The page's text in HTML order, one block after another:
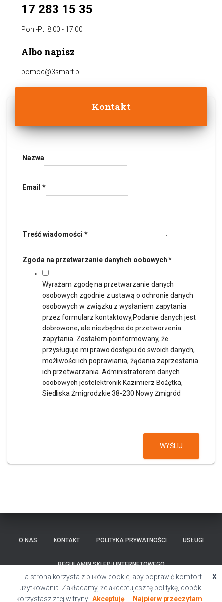
17 283 15 35
Pon -Pt 8:00 - 17:00
Albo napisz
pomoc@3smart.pl
Kontakt
Nazwa
Email *
Treść wiadomości *
Zgoda na przetwarzanie danyhch oobowych *
Wyrażam zgodę na przetwarzanie danych
osobowych zgodnie z ustawą o ochronie danych
osobowych w związku z wysłaniem zapytania
przez formularz kontaktowy,Podanie danych jest
dobrowone, ale niezbędne do przetworzenia
zapytania. Zostałem poinformowany, że
przysługuje mi prawo dostępu do swoich danych,
możliwości ich poprawiania, żądania zaprzestania
ich przetwarzania. Administratorem danych
osobowych jestelektronik Kazimierz Bożętka,
Siedliska Żmigrodzkie 38-230 Nowy Żmigród
WYŚLIJ
O NAS KONTAKT POLITYKA PRYWATNOŚCI USŁUGI
REGULAMIN SKLEPU INTERNETOWEGO
Hestia | Stworzone przezThemeIsle
Ta strona korzysta z plików cookie, aby poprawić komfort
użytkowania. Zakładamy, że akceptujesz tę politykę, dopóki
korzystasz z tej witryny
X
Akceptuję Najpierw przeczytam